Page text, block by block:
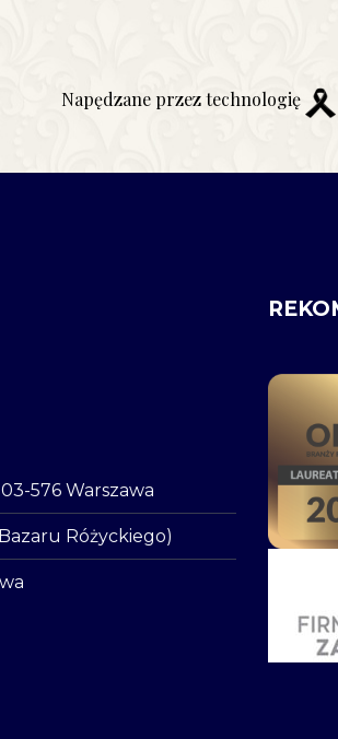
Napędzane przez technologię
576 Warszawa
Różyckiego)